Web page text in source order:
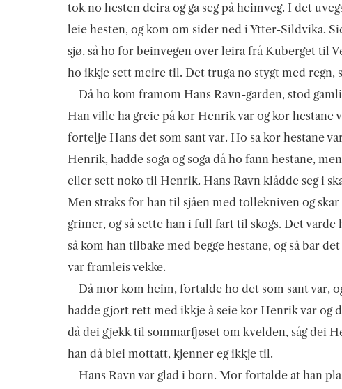
tok no hesten deira og ga seg på heimveg. I det
leie hesten, og kom om sider ned i Ytter-Sildvika.
sjø, så ho for beinvegen over leira frå Kuberget til
ho ikkje sett meire til. Det truga no stygt med regn,
Då ho kom framom Hans Ravn-garden, stod
Han ville ha greie på kor Henrik var og kor hestane
fortelje Hans det som sant var. Ho sa kor hestane
Henrik, hadde soga og soga då ho fann hestane,
eller sett noko til Henrik. Hans Ravn klådde seg i
Men straks for han til sjåen med tollekniven og
grimer, og så sette han i full fart til skogs. Det varde
så kom han tilbake med begge hestane, og så bar
var framleis vekke.
Då mor kom heim, fortalde ho det som sant var,
hadde gjort rett med ikkje å seie kor Henrik var og
då dei gjekk til sommarfjøset om kvelden, såg dei
han då blei mottatt, kjenner eg ikkje til.
Hans Ravn var glad i born. Mor fortalde at han